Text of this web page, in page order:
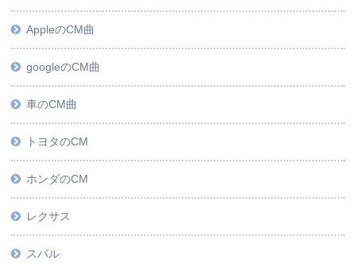
AppleのCM曲
googleのCM曲
車のCM曲
トヨタのCM
ホンダのCM
レクサス
スバル